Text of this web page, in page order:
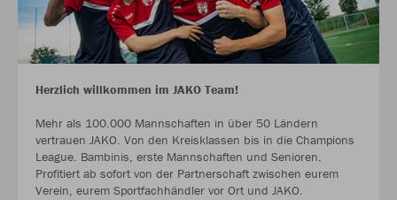
Herzlich willkommen im JAKO Team!
Mehr als 100.000 Mannschaften in über 50 Ländern
vertrauen JAKO. Von den Kreisklassen bis in die Champions
League. Bambinis, erste Mannschaften und Senioren.
Profitiert ab sofort von der Partnerschaft zwischen eurem
Verein, eurem Sportfachhändler vor Ort und JAKO.